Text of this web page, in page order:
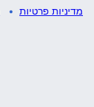
מדיניות פרטיות